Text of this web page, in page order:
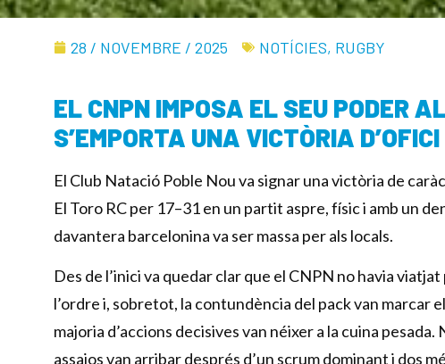
28 / NOVEMBRE / 2025 NOTÍCIES, RUGBY
EL CNPN IMPOSA EL SEU PODER
S’EMPORTA UNA VICTÒRIA
El Club Natació Poble Nou va signar una victòria de
El Toro RC per 17–31 en un partit aspre, físic i amb un
davantera barcelonina va ser massa per als locals.
Des de l’inici va quedar clar que el CNPN no havia
l’ordre i, sobretot, la contundència del pack van marcar
majoria d’accions decisives van néixer a la cuina
assajos van arribar després d’un scrum dominant i dos